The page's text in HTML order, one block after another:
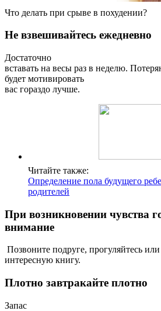
Что делать при срыве в похудении?
Не взвешивайтесь ежедневно
Достаточно
вставать на весы раз в неделю.
будет мотивировать
вас гораздо лучше.
Читайте также:
Определение пола будущего
родителей
При возникновении чувства
внимание
Позвоните подруге, прогуляйтесь
интересную книгу.
Плотно завтракайте плотно
Запас